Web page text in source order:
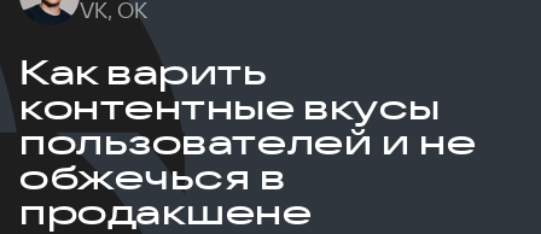
VK, ОК
Как варить
контентные вкусы
пользователей и не
обжечься в
продакшене